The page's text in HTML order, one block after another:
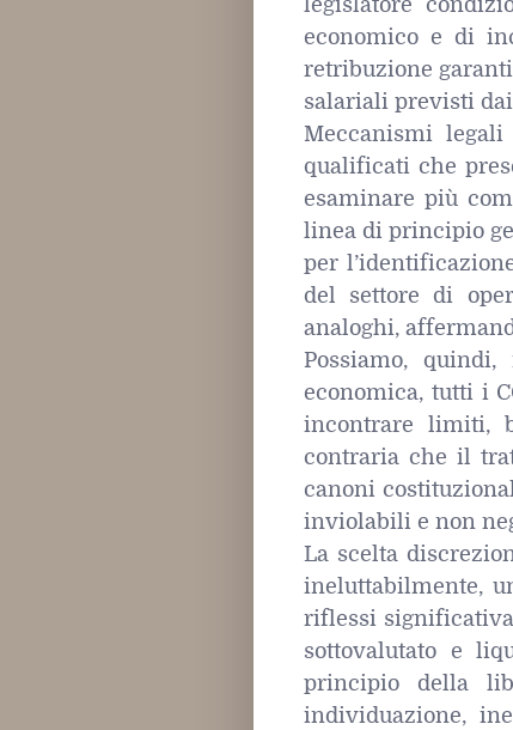
legislatore
economico e di
retribuzione
salariali previsti dai
Meccanismi
qualificati che
esaminare più
linea di principio
per
del settore di
analoghi,
Possiamo,
economica, tutti i
incontrare limiti,
contraria che il
canoni
inviolabili e non
La scelta
ineluttabilmente,
riflessi
sottovalutato e
principio della
individuazione,